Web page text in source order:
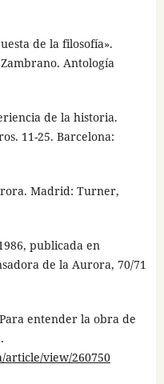
de la filosofía».
Antología
de la historia.
11-25. Barcelona:
Madrid: Turner,
publicada en
de la Aurora, 70/71
entender la obra de
view/260750